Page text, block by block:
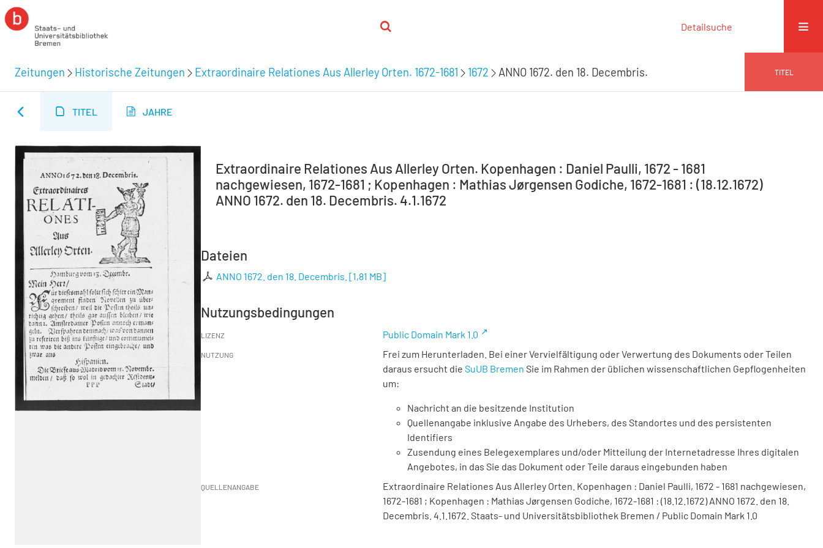
Detailsuche
Zeitungen Historische Zeitungen Extraordinaire Relationes Aus Allerley Orten. 1672-1681 1672 ANNO 1672. den 18. Decembris. TITEL
TITEL JAHRE
Extraordinaire Relationes Aus Allerley Orten. Kopenhagen : Daniel Paulli, 1672 - 1681
nachgewiesen, 1672-1681 ; Kopenhagen : Mathias Jørgensen Godiche, 1672-1681 : (18.12.1672)
ANNO 1672. den 18. Decembris. 4.1.1672
Dateien
ANNO 1672. den 18. Decembris. [1,81 MB]
Nutzungsbedingungen
LIZENZ Public Domain Mark 1.0
NUTZUNG
Frei zum Herunterladen. Bei einer Vervielfältigung oder Verwertung des Dokuments oder Teilen
daraus ersucht die SuUB Bremen Sie im Rahmen der üblichen wissenschaftlichen Gepflogenheiten
um:
Nachricht an die besitzende Institution
Quellenangabe inklusive Angabe des Urhebers, des Standortes und des persistenten
Identifiers
Zusendung eines Belegexemplares und/oder Mitteilung der Internetadresse Ihres digitalen
Angebotes, in das Sie das Dokument oder Teile daraus eingebunden haben
QUELLENANGABE
Extraordinaire Relationes Aus Allerley Orten. Kopenhagen : Daniel Paulli, 1672 - 1681 nachgewiesen,
1672-1681 ; Kopenhagen : Mathias Jørgensen Godiche, 1672-1681 : (18.12.1672) ANNO 1672. den 18.
Decembris. 4.1.1672. Staats- und Universitätsbibliothek Bremen / Public Domain Mark 1.0